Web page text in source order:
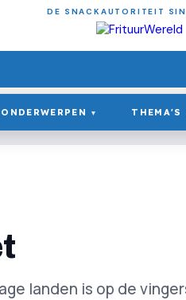
DE SNACKAUTORITEIT
ONDERWERPEN ▾ THEMA'S
landen is op de